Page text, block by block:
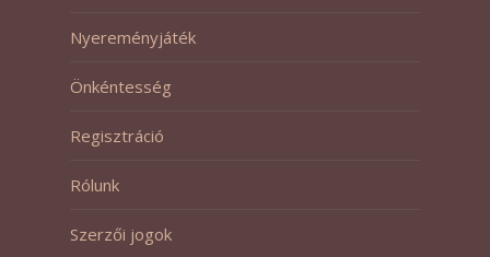
Nyereményjáték
Önkéntesség
Regisztráció
Rólunk
Szerzői jogok